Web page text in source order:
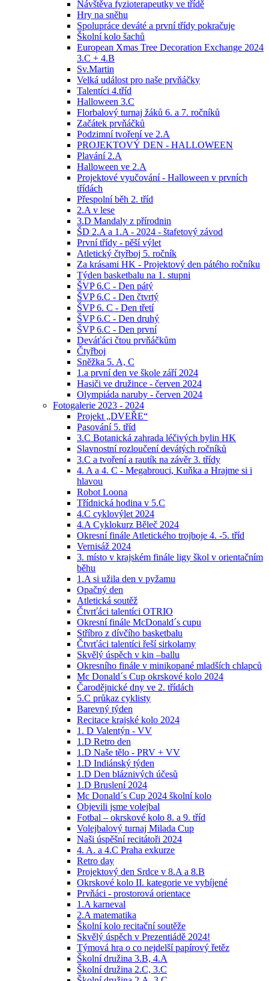
Návštěva fyzioterapeutky ve třídě
Hry na sněhu
Spolupráce deváté a první třídy pokračuje
Školní kolo šachů
European Xmas Tree Decoration Exchange 2024
3.C + 4.B
Sv.Martin
Velká událost pro naše prvňáčky
Talentíci 4.tříd
Halloween 3.C
Florbalový turnaj žáků 6. a 7. ročníků
Začátek prvňáčků
Podzimní tvoření ve 2.A
PROJEKTOVÝ DEN - HALLOWEEN
Plavání 2.A
Halloween ve 2.A
Projektové vyučování - Halloween v prvních
třídách
Přespolní běh 2. tříd
2.A v lese
3.D Mandaly z přírodnin
ŠD 2.A a 1.A - 2024 - štafetový závod
První třídy - pěší výlet
Atletický čtyřboj 5. ročník
Za krásami HK - Projektový den pátého ročníku
Týden basketbalu na 1. stupni
ŠVP 6.C - Den pátý
ŠVP 6.C - Den čtvrtý
ŠVP 6. C - Den třetí
ŠVP 6.C - Den druhý
ŠVP 6.C - Den první
Deváťáci čtou prvňáčkům
Čtyřboj
Sněžka 5. A, C
1.a první den ve škole září 2024
Hasiči ve družince - červen 2024
Olympiáda naruby - červen 2024
Fotogalerie 2023 - 2024
Projekt „DVEŘE“
Pasování 5. tříd
3.C Botanická zahrada léčivých bylin HK
Slavnostní rozloučení devátých ročníků
3.C a tvoření a rautík na závěr 3. třídy
4. A a 4. C - Megabrouci, Kuňka a Hrajme si i
hlavou
Robot Loona
Třídnická hodina v 5.C
4.C cyklovýlet 2024
4.A Cyklokurz Běleč 2024
Okresní finále Atletického trojboje 4. -5. tříd
Vernisáž 2024
3. místo v krajském finále ligy škol v orientačním
běhu
1.A si užila den v pyžamu
Opačný den
Atletická soutěž
Čtvrťáci talentíci OTRIO
Okresní finále McDonald´s cupu
Stříbro z dívčího basketbalu
Čtvrťáci talentíci řeší sirkolamy
Skvělý úspěch v kin –ballu
Okresního finále v minikopané mladších chlapců
Mc Donald´s Cup okrskové kolo 2024
Čarodějnické dny ve 2. třídách
5.C průkaz cyklisty
Barevný týden
Recitace krajské kolo 2024
1. D Valentýn - VV
1.D Retro den
1.D Naše tělo - PRV + VV
1.D Indiánský týden
1.D Den bláznivých účesů
1.D Bruslení 2024
Mc Donald´s Cup 2024 školní kolo
Objevili jsme volejbal
Fotbal – okrskové kolo 8. a 9. tříd
Volejbalový turnaj Milada Cup
Naši úspěšní recitátoři 2024
4. A. a 4.C Praha exkurze
Retro day
Projektový den Srdce v 8.A a 8.B
Okrskové kolo II. kategorie ve vybíjené
Prvňáci - prostorová orientace
1.A karneval
2.A matematika
Školní kolo recitační soutěže
Skvělý úspěch v Prezentiádě 2024!
Týmová hra o co nejdelší papírový řetěz
Školní družina 3.B, 4.A
Školní družina 2.C, 3.C